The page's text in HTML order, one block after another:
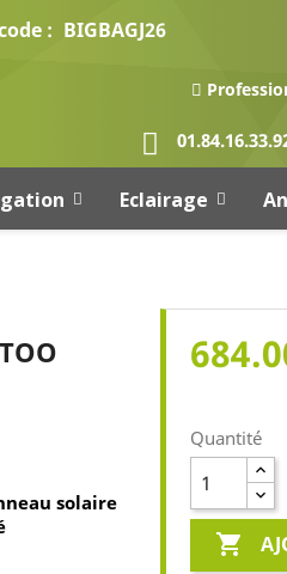
: BIGBAGJ26
Eclairage
solaire
Quantité
